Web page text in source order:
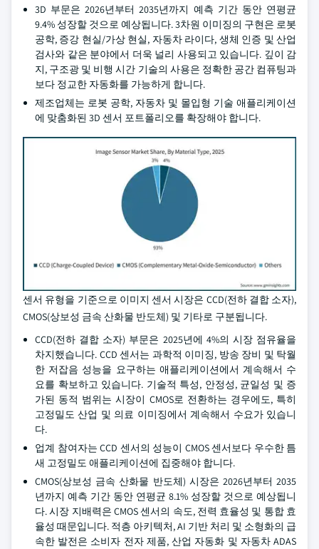
3D 부문은 2026년부터 2035년까지 예측 기간 동안 연평균
9.4% 성장할 것으로 예상됩니다. 3차원 이미징의 구현은 로봇
공학, 증강 현실/가상 현실, 자동차 라이다, 생체 인증 및 산업
검사와 같은 분야에서 더욱 널리 사용되고 있습니다. 깊이 감
지, 구조광 및 비행 시간 기술의 사용은 정확한 공간 컴퓨팅과
보다 정교한 자동화를 가능하게 합니다.
제조업체는 로봇 공학, 자동차 및 몰입형 기술 애플리케이션
에 맞춤화된 3D 센서 포트폴리오를 확장해야 합니다.
센서 유형을 기준으로 이미지 센서 시장은 CCD(전하 결합 소자),
CMOS(상보성 금속 산화물 반도체) 및 기타로 구분됩니다.
CCD(전하 결합 소자) 부문은 2025년에 4%의 시장 점유율을
차지했습니다. CCD 센서는 과학적 이미징, 방송 장비 및 탁월
한 저잡음 성능을 요구하는 애플리케이션에서 계속해서 수
요를 확보하고 있습니다. 기술적 특성, 안정성, 균일성 및 증
가된 동적 범위는 시장이 CMOS로 전환하는 경우에도, 특히
고정밀도 산업 및 의료 이미징에서 계속해서 수요가 있습니
다.
업계 참여자는 CCD 센서의 성능이 CMOS 센서보다 우수한 틈
새 고정밀도 애플리케이션에 집중해야 합니다.
CMOS(상보성 금속 산화물 반도체) 시장은 2026년부터 2035
년까지 예측 기간 동안 연평균 8.1% 성장할 것으로 예상됩니
다. 시장 지배력은 CMOS 센서의 속도, 전력 효율성 및 통합 효
율성 때문입니다. 적층 아키텍처, AI 기반 처리 및 소형화의 급
속한 발전은 소비자 전자 제품, 산업 자동화 및 자동차 ADAS